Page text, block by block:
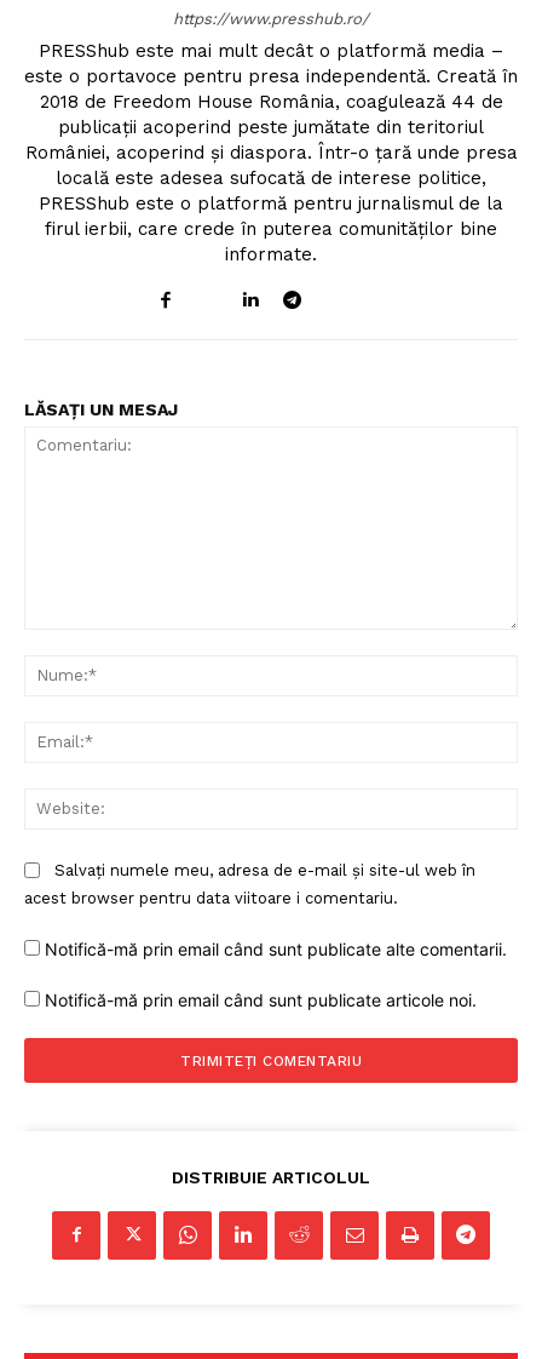
https://www.presshub.ro/
PRESShub este mai mult decât o platformă media –
este o portavoce pentru presa independentă. Creată în
2018 de Freedom House România, coagulează 44 de
publicații acoperind peste jumătate din teritoriul
României, acoperind și diaspora. Într-o țară unde presa
locală este adesea sufocată de interese politice,
PRESShub este o platformă pentru jurnalismul de la
firul ierbii, care crede în puterea comunităților bine
informate.
LĂSAȚI UN MESAJ
Salvați numele meu, adresa de e-mail și site-ul web în
acest browser pentru data viitoare i comentariu.
Notifică-mă prin email când sunt publicate alte comentarii.
Notifică-mă prin email când sunt publicate articole noi.
DISTRIBUIE ARTICOLUL